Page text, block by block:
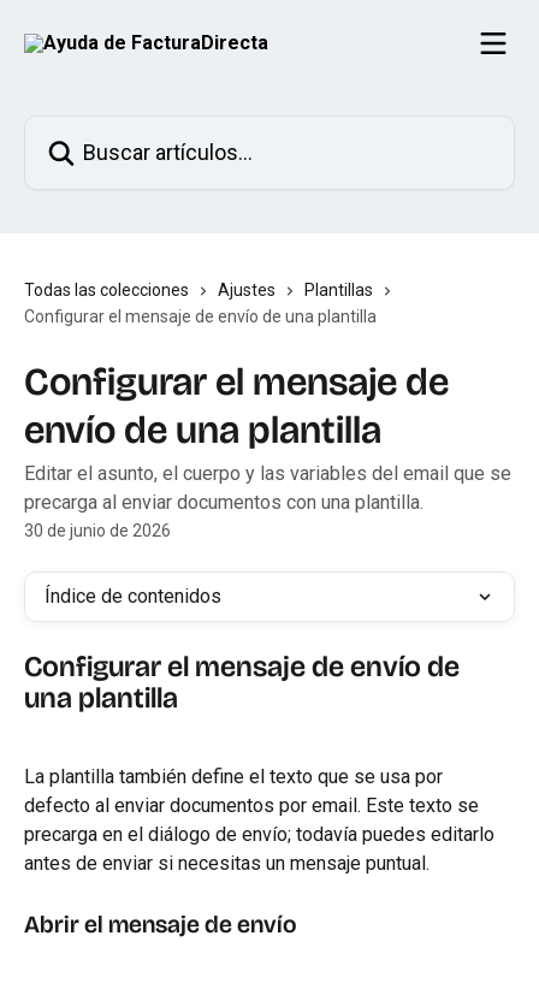
Todas las colecciones Ajustes
Plantillas
Configurar el mensaje de envío de una plantilla
Configurar el mensaje de
envío de una plantilla
Editar el asunto, el cuerpo y las variables del email que se
precarga al enviar documentos con una plantilla.
30 de junio de 2026
Índice de contenidos
Configurar el mensaje de envío de
una plantilla
La plantilla también define el texto que se usa por
defecto al enviar documentos por email. Este texto se
precarga en el diálogo de envío; todavía puedes editarlo
antes de enviar si necesitas un mensaje puntual.
Abrir el mensaje de envío